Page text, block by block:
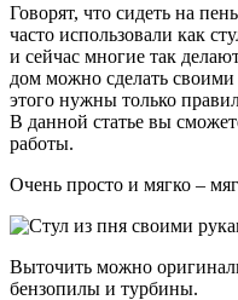
Говорят, что сидеть на
часто использовали как
и сейчас многие так
дом можно сделать
этого нужны только
В данной статье вы
работы.
Очень просто и мягко –
Выточить можно
бензопилы и турбины.